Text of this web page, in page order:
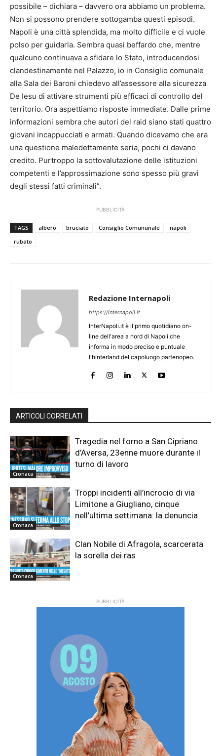
possibile – dichiara – davvero ora abbiamo un problema.
Non si possono prendere sottogamba questi episodi.
Napoli è una città splendida, ma molto difficile e ci vuole
polso per guidarla. Sembra quasi beffardo che, mentre
qualcuno continuava a sfidare lo Stato, introducendosi
clandestinamente nel Palazzo, io in Consiglio comunale
alla Sala dei Baroni chiedevo all’assessore alla sicurezza
De Iesu di attivare strumenti più efficaci di controllo del
territorio. Ora aspettiamo risposte immediate. Dalle prime
informazioni sembra che autori del raid siano stati quattro
giovani incappucciati e armati. Quando dicevamo che era
una questione maledettamente seria, pochi ci davano
credito. Purtroppo la sottovalutazione delle istituzioni
competenti e l’approssimazione sono spesso più gravi
degli stessi fatti criminali”.
PUBBLICITÀ
TAGS albero bruciato Consiglio Comununale
napoli
rubato
Redazione Internapoli
https://internapoli.it
InterNapoli.it è il primo quotidiano on-
line dell'area a nord di Napoli che
informa in modo preciso e puntuale
l'hinterland del capoluogo partenopeo.
ARTICOLI CORRELATI
Cronaca
Tragedia nel forno a San Cipriano
d’Aversa, 23enne muore durante il
turno di lavoro
Cronaca
Troppi incidenti all’incrocio di via
Limitone a Giugliano, cinque
nell’ultima settimana: la denuncia
Cronaca
Clan Nobile di Afragola, scarcerata
la sorella dei ras
PUBBLICITÀ